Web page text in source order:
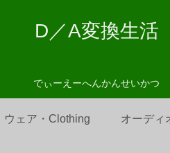
D／A変換生活
でぃーえーへんかんせいかつ
ウェア・Clothing オーディ